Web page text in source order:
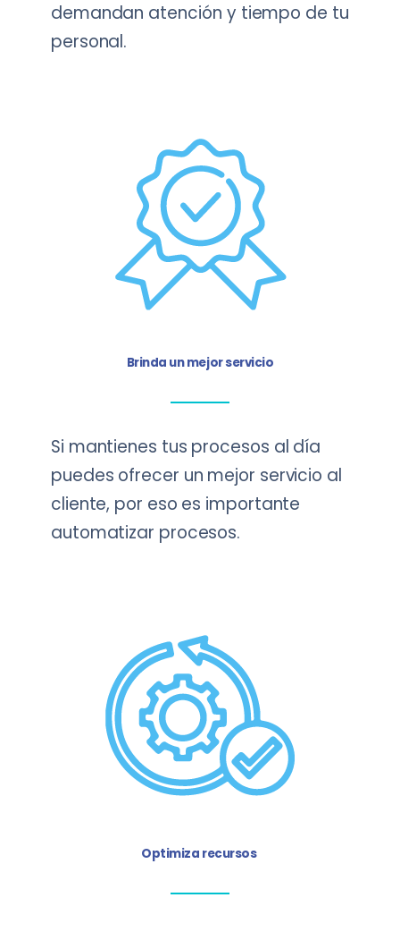
demandan atención y tiempo de tu
personal.
Brinda un mejor servicio
Si mantienes tus procesos al día
puedes ofrecer un mejor servicio al
cliente, por eso es importante
automatizar procesos.
Optimiza recursos